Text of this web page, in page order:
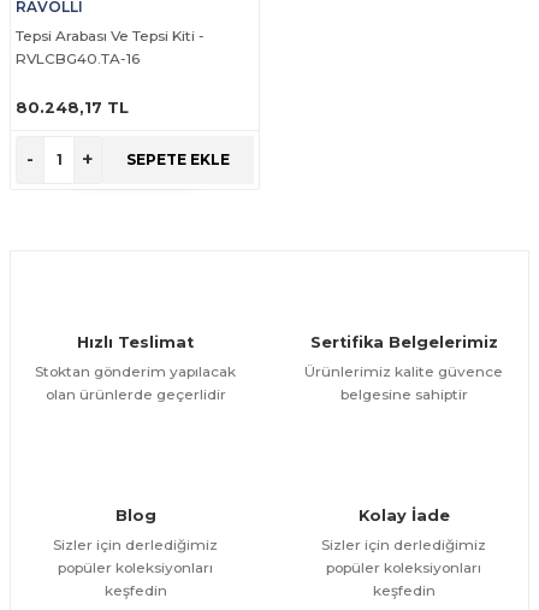
RAVOLLI
Tepsi Arabası Ve Tepsi Kiti -
RVLCBG40.TA-16
80.248,17 TL
- + SEPETE EKLE
Hızlı Teslimat
Stoktan gönderim yapılacak
olan ürünlerde geçerlidir
Sertifika Belgelerimiz
Ürünlerimiz kalite güvence
belgesine sahiptir
Blog
Sizler için derlediğimiz
popüler koleksiyonları
keşfedin
Kolay İade
Sizler için derlediğimiz
popüler koleksiyonları
keşfedin